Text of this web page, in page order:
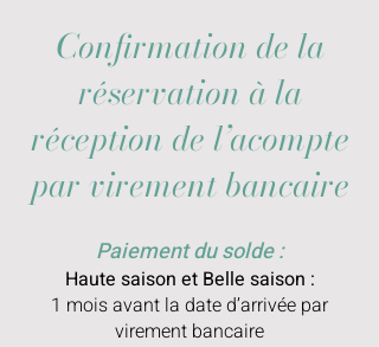
Confirmation de la
réservation à la
réception de l’acompte
par virement bancaire
Paiement du solde :
Haute saison et Belle saison :
1 mois avant la date d’arrivée par
virement bancaire